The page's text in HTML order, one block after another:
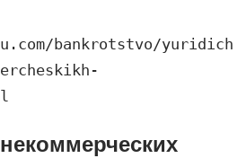
bankrotstvo/yuridich